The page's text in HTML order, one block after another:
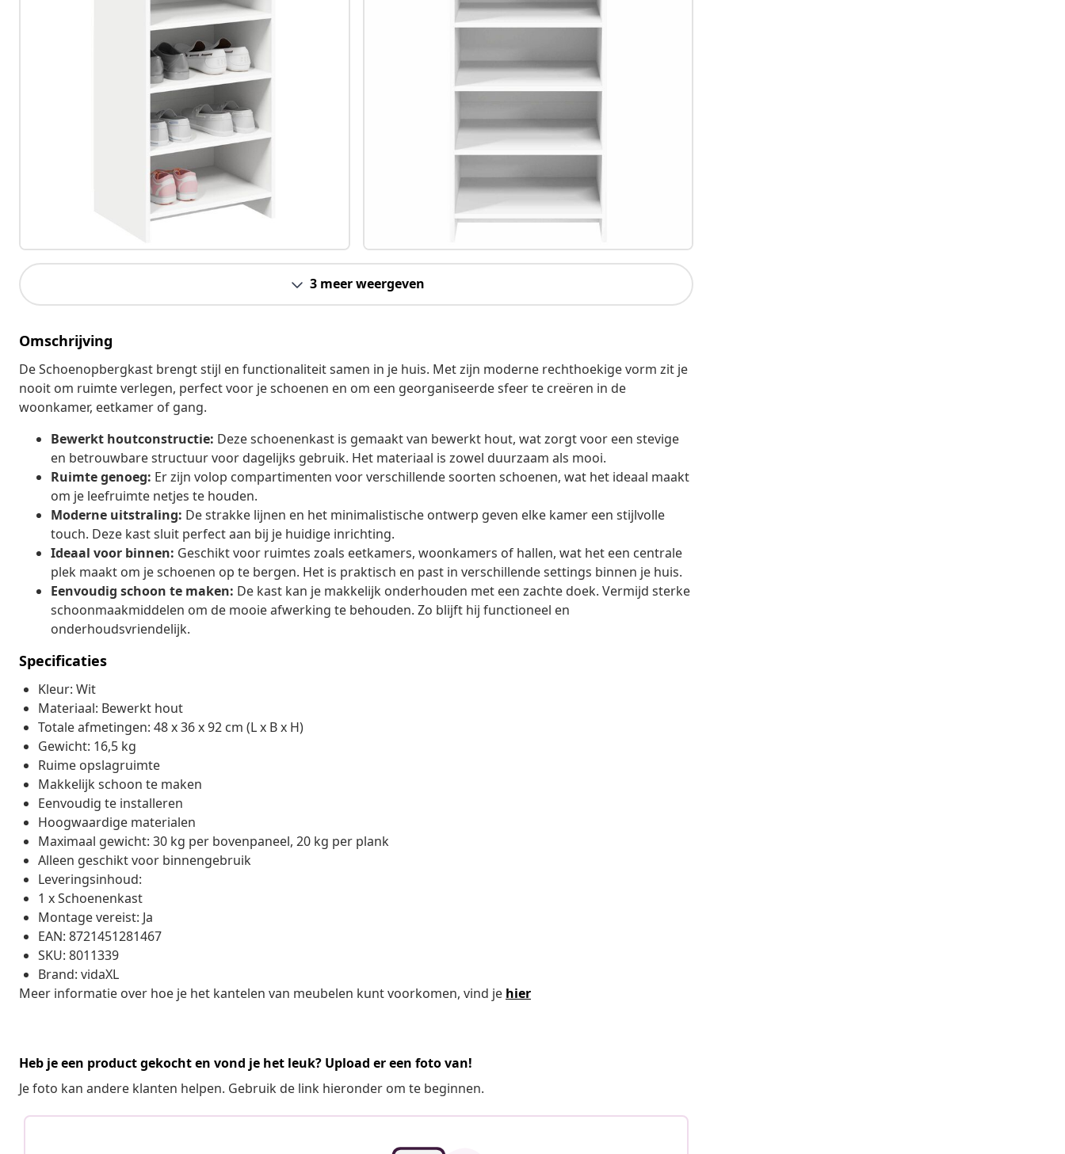
3 meer weergeven
Omschrijving
De Schoenopbergkast brengt stijl en functionaliteit samen in je huis. Met zijn moderne rechthoekige vorm zit je
nooit om ruimte verlegen, perfect voor je schoenen en om een georganiseerde sfeer te creëren in de
woonkamer, eetkamer of gang.
Bewerkt houtconstructie: Deze schoenenkast is gemaakt van bewerkt hout, wat zorgt voor een stevige
en betrouwbare structuur voor dagelijks gebruik. Het materiaal is zowel duurzaam als mooi.
Ruimte genoeg: Er zijn volop compartimenten voor verschillende soorten schoenen, wat het ideaal maakt
om je leefruimte netjes te houden.
Moderne uitstraling: De strakke lijnen en het minimalistische ontwerp geven elke kamer een stijlvolle
touch. Deze kast sluit perfect aan bij je huidige inrichting.
Ideaal voor binnen: Geschikt voor ruimtes zoals eetkamers, woonkamers of hallen, wat het een centrale
plek maakt om je schoenen op te bergen. Het is praktisch en past in verschillende settings binnen je huis.
Eenvoudig schoon te maken: De kast kan je makkelijk onderhouden met een zachte doek. Vermijd sterke
schoonmaakmiddelen om de mooie afwerking te behouden. Zo blijft hij functioneel en
onderhoudsvriendelijk.
Specificaties
Kleur: Wit
Materiaal: Bewerkt hout
Totale afmetingen: 48 x 36 x 92 cm (L x B x H)
Gewicht: 16,5 kg
Ruime opslagruimte
Makkelijk schoon te maken
Eenvoudig te installeren
Hoogwaardige materialen
Maximaal gewicht: 30 kg per bovenpaneel, 20 kg per plank
Alleen geschikt voor binnengebruik
Leveringsinhoud:
1 x Schoenenkast
Montage vereist: Ja
EAN: 8721451281467
SKU: 8011339
Brand: vidaXL
Meer informatie over hoe je het kantelen van meubelen kunt voorkomen, vind je hier
Heb je een product gekocht en vond je het leuk? Upload er een foto van!
Je foto kan andere klanten helpen. Gebruik de link hieronder om te beginnen.